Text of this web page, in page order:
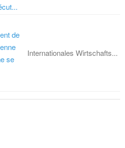
de
se
Internationales Wirtschafts...